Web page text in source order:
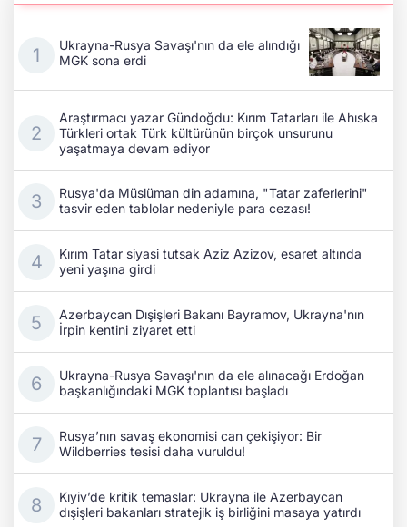
Ukrayna-Rusya Savaşı'nın da ele alındığı
MGK sona erdi
Araştırmacı yazar Gündoğdu: Kırım Tatarları ile Ahıska
Türkleri ortak Türk kültürünün birçok unsurunu
yaşatmaya devam ediyor
Rusya'da Müslüman din adamına, "Tatar zaferlerini"
tasvir eden tablolar nedeniyle para cezası!
Kırım Tatar siyasi tutsak Aziz Azizov, esaret altında
yeni yaşına girdi
Azerbaycan Dışişleri Bakanı Bayramov, Ukrayna'nın
İrpin kentini ziyaret etti
Ukrayna-Rusya Savaşı'nın da ele alınacağı Erdoğan
başkanlığındaki MGK toplantısı başladı
Rusya’nın savaş ekonomisi can çekişiyor: Bir
Wildberries tesisi daha vuruldu!
Kıyiv’de kritik temaslar: Ukrayna ile Azerbaycan
dışişleri bakanları stratejik iş birliğini masaya yatırdı